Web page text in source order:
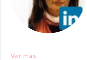
Ver más